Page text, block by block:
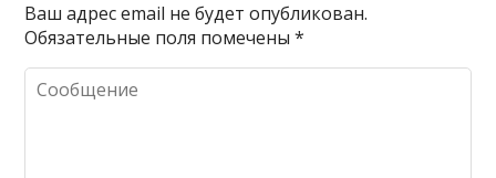
Ваш адрес email не будет опубликован.
Обязательные поля помечены*